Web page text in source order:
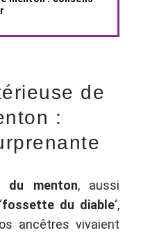
de
:
du menton, aussi
fossette du diable‘,
ancêtres vivaient